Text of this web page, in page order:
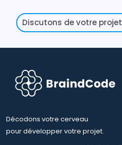
Discutons de votre projet
Décodons votre cerveau
pour développer votre projet.